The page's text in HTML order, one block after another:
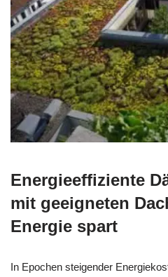
Energieeffiziente
mit geeigneten
Energie spart
In Epochen steigender